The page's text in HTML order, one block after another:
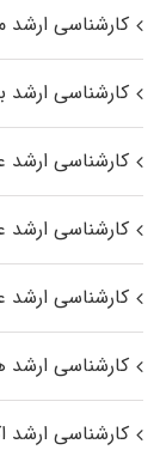
کارشناسی
کارشناسی ارشد
کارشناسی ارشد
کارشناسی ارشد
کارشناسی
کارشناسی
کارشناسی ارشد